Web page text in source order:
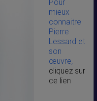
Pour
mieux
connaitre
Pierre
Lessard et
son
œuvre,
cliquez sur
ce lien